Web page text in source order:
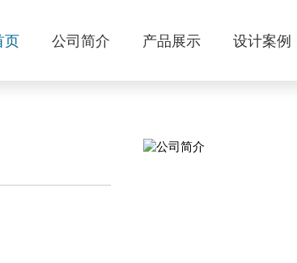
页 公司简介 产品展示 设计案例